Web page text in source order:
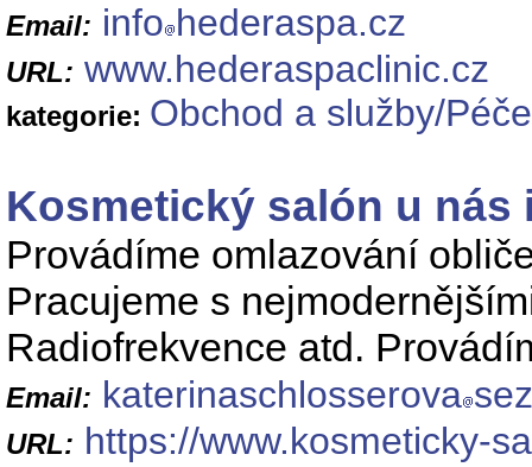
Email: info hederaspa.cz
URL: www.hederaspaclinic.cz
kategorie: Obchod a služby/
Kosmetický salón u nás
Provádíme omlazování
Pracujeme s
Radiofrekvence atd.
Email: katerinaschlosserova
URL: https://www.kosmeticky-